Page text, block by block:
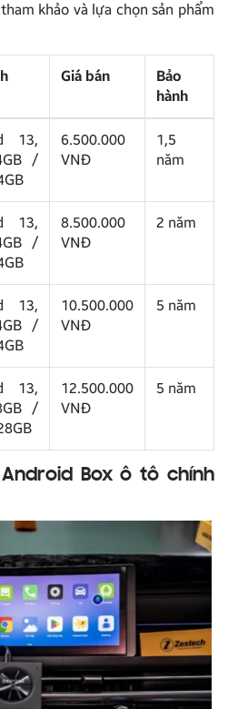
khảo và lựa chọn sản phẩm
Giá bán
Bảo
hành
13,
/
6.500.000
VNĐ
1,5
năm
13,
/
8.500.000
VNĐ
2 năm
13,
/
10.500.000
VNĐ
5 năm
13,
/
12.500.000
VNĐ
5 năm
Box ô tô chính